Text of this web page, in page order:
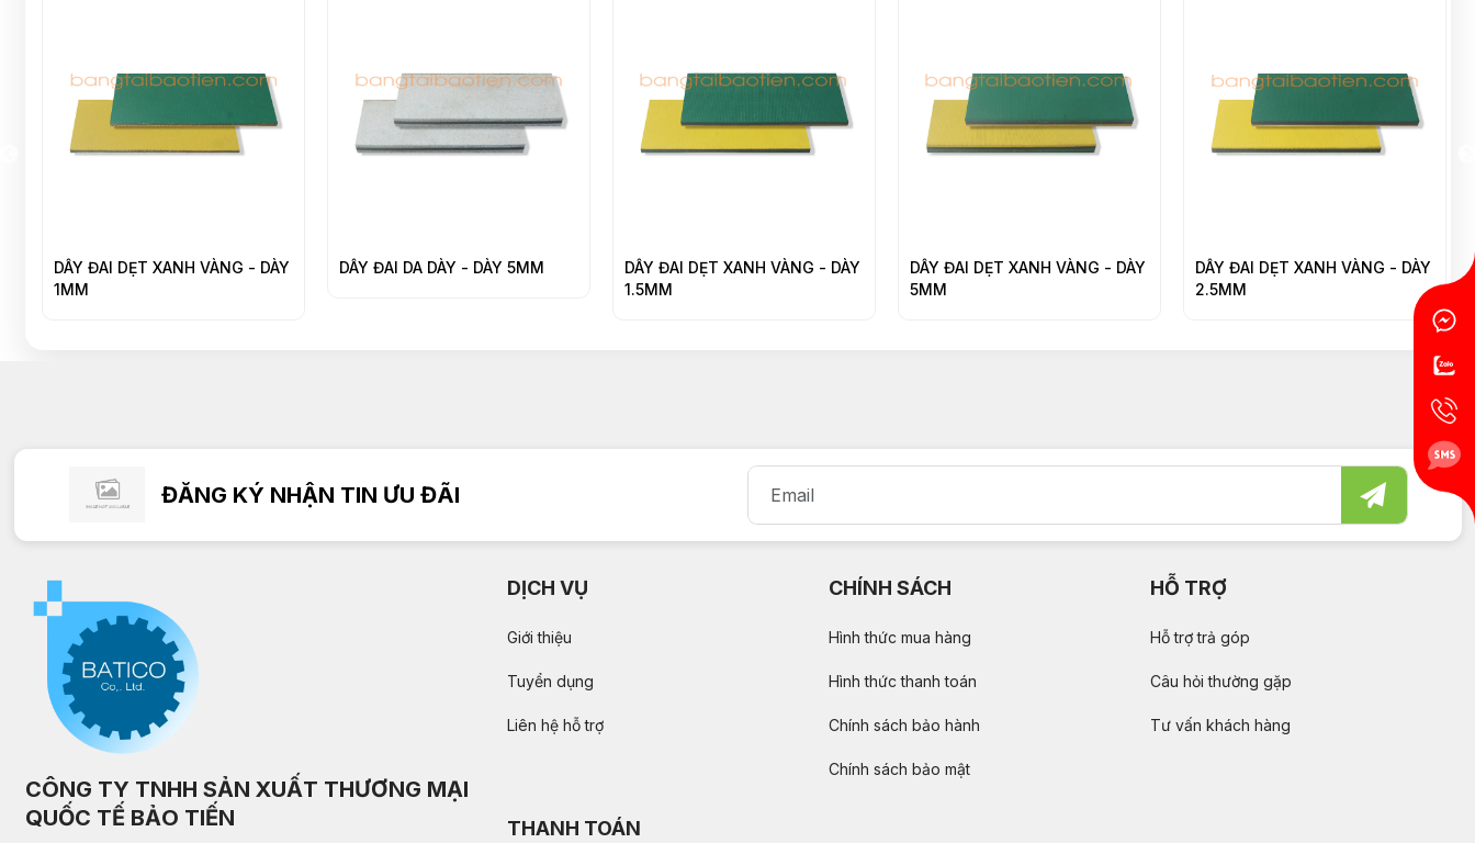
ĐAI DẸT XANH VÀNG - DÀY
DÂY ĐAI DA DÀY - DÀY 5MM
DÂY ĐAI DẸT XANH VÀNG - DÀY
DÂY ĐAI DẸT XANH VÀNG - DÀY
DÂY ĐAI DẸT XANH VÀNG - DÀY
DÂY
ĐĂNG KÝ NHẬN TIN ƯU ĐÃI
CÔNG TY TNHH SẢN XUẤT THƯƠNG MẠI
QUỐC TẾ BẢO TIẾN
DỊCH VỤ
Giới thiệu
Tuyển dụng
Liên hệ hỗ trợ
CHÍNH SÁCH
Hình thức mua hàng
Hình thức thanh toán
Chính sách bảo hành
Chính sách bảo mật
HỖ TRỢ
Hỗ trợ trả góp
Câu hỏi thường gặp
Tư vấn khách hàng
THANH TOÁN